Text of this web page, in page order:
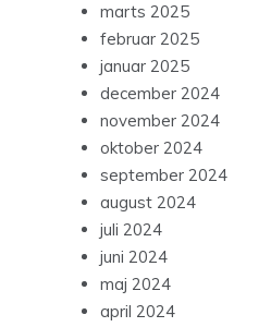
marts 2025
februar 2025
januar 2025
december 2024
november 2024
oktober 2024
september 2024
august 2024
juli 2024
juni 2024
maj 2024
april 2024